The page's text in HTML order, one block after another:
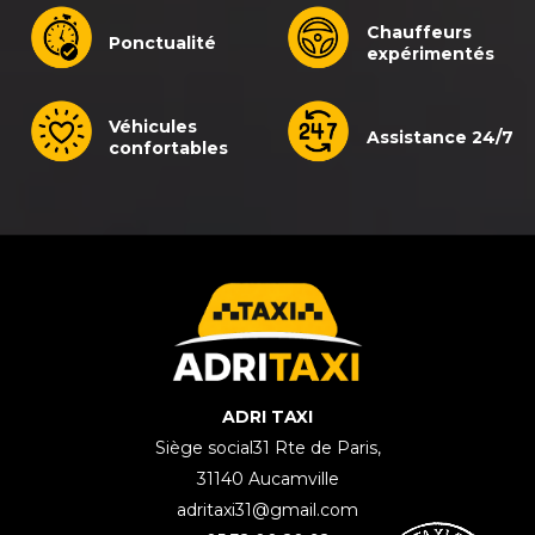
Ponctualité
Chauffeurs
expérimentés
Véhicules
confortables
Assistance 24/7
ADRI TAXI
Siège social31 Rte de Paris,
31140 Aucamville
adritaxi31@gmail.com